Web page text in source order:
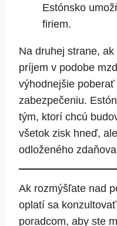
Estónsko
firiem.
Na druhej strane,
príjem v podobe
výhodnejšie
zabezpečeniu.
tým, ktorí chcú
všetok zisk hneď,
odloženého
Ak rozmýšľate nad
oplatí sa
poradcom, aby ste